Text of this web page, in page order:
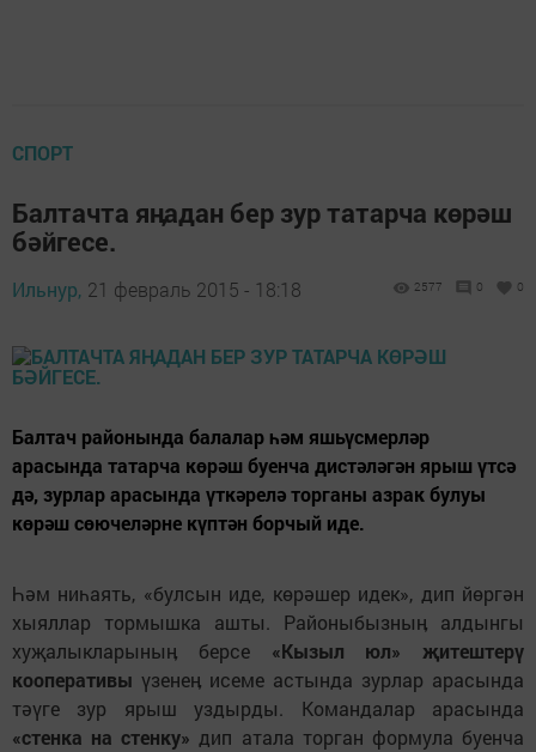
СПОРТ
Балтачта яӊадан бер зур татарча көрәш
бәйгесе.
Ильнур, 21 февраль 2015 - 18:18 2577 0 0
Балтач районында балалар һәм яшьүсмерләр
арасында татарча көрәш буенча дистәләгән ярыш үтсә
дә, зурлар арасында үткәрелә торганы азрак булуы
көрәш сөючеләрне күптән борчый иде.
Һәм ниһаять, «булсын иде, көрәшер идек», дип йөргән
хыяллар тормышка ашты. Районыбызныӊ алдынгы
хуҗалыкларыныӊ берсе «Кызыл юл» җитештерү
кооперативы үзенеӊ исеме астында зурлар арасында
тәүге зур ярыш уздырды. Командалар арасында
«стенка на стенку» дип атала торган формула буенча